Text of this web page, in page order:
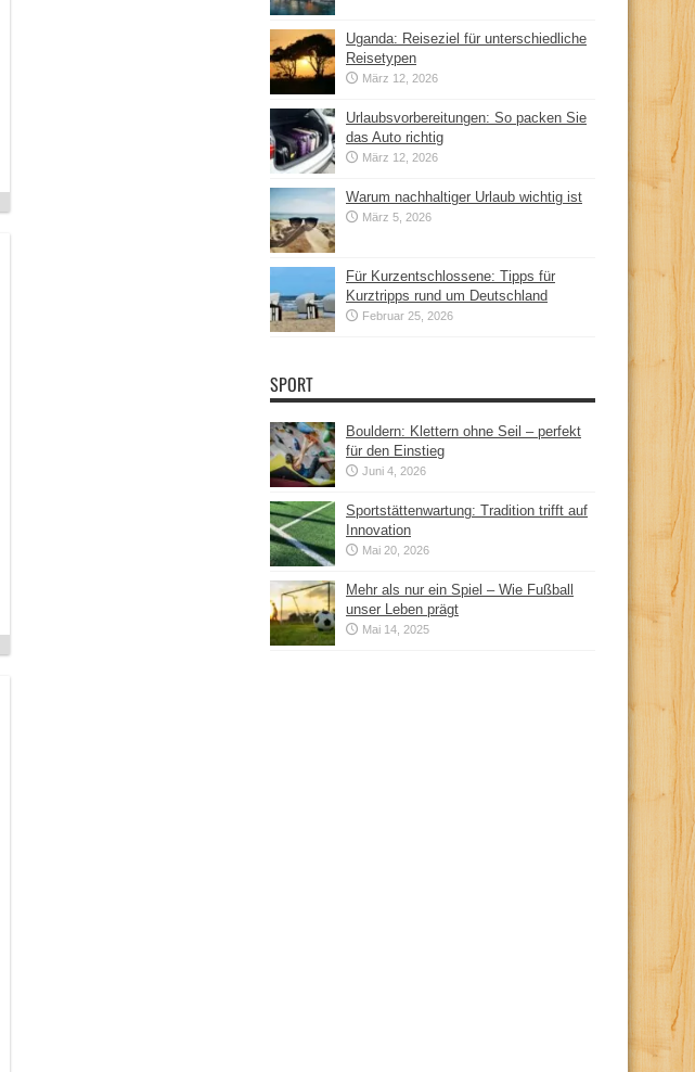
Uganda: Reiseziel für unterschiedliche
Reisetypen
März 12, 2026
Urlaubsvorbereitungen: So packen Sie
das Auto richtig
März 12, 2026
Warum nachhaltiger Urlaub wichtig ist
März 5, 2026
Für Kurzentschlossene: Tipps für
Kurztripps rund um Deutschland
Februar 25, 2026
SPORT
Bouldern: Klettern ohne Seil – perfekt
für den Einstieg
Juni 4, 2026
Sportstättenwartung: Tradition trifft auf
Innovation
Mai 20, 2026
Mehr als nur ein Spiel – Wie Fußball
unser Leben prägt
Mai 14, 2025